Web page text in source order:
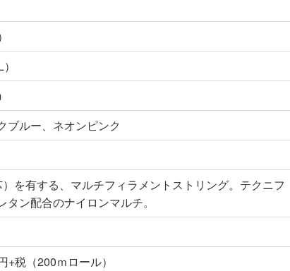
ブルー、ネオンピンク
を有する、マルチフィラメントストリング。テクニフ
ン配合のナイロンマルチ。
税（200ｍロール）